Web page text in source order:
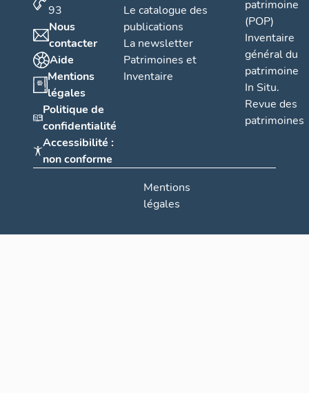
93
Nous
contacter
Aide
Mentions
légales
Politique de
confidentialité
Accessibilité :
non conforme
Le catalogue des
publications
La newsletter
Patrimoines et
Inventaire
patrimoine
(POP)
Inventaire
général du
patrimoine
In Situ.
Revue des
patrimoines
Mentions
légales